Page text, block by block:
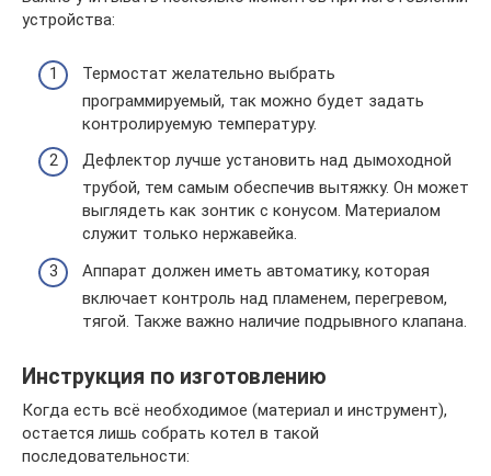
устройства:
Термостат желательно выбрать
программируемый, так можно будет задать
контролируемую температуру.
Дефлектор лучше установить над дымоходной
трубой, тем самым обеспечив вытяжку. Он может
выглядеть как зонтик с конусом. Материалом
служит только нержавейка.
Аппарат должен иметь автоматику, которая
включает контроль над пламенем, перегревом,
тягой. Также важно наличие подрывного клапана.
Инструкция по изготовлению
Когда есть всё необходимое (материал и инструмент),
остается лишь собрать котел в такой
последовательности: